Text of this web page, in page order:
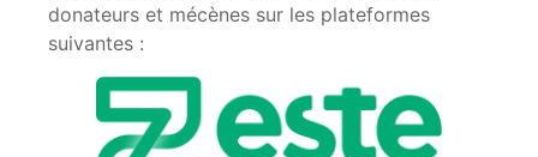
donateurs et mécènes sur les plateformes
suivantes :